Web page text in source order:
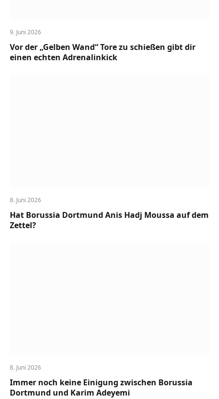
9. Juni 2026
Vor der „Gelben Wand“ Tore zu schießen gibt dir
einen echten Adrenalinkick
8. Juni 2026
Hat Borussia Dortmund Anis Hadj Moussa auf dem
Zettel?
8. Juni 2026
Immer noch keine Einigung zwischen Borussia
Dortmund und Karim Adeyemi